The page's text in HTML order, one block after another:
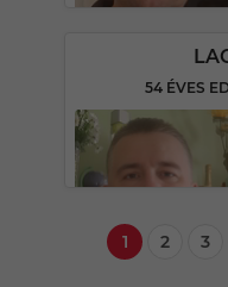
54 ÉVES
1 2 3